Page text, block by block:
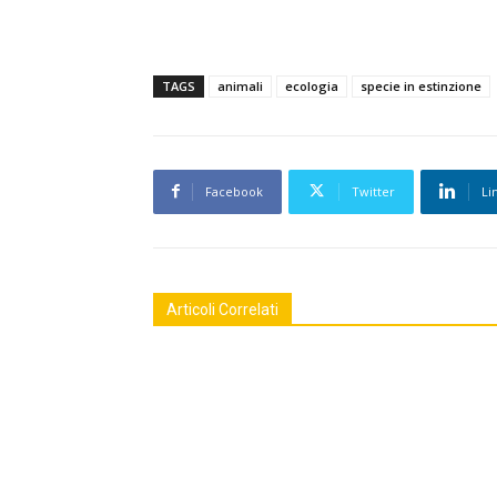
TAGS animali ecologia specie in estinzione
Facebook Twitter
Articoli Correlati